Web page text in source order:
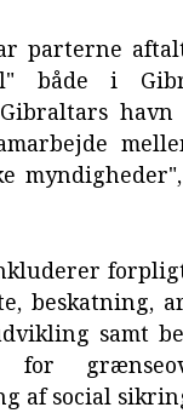
parterne
både i
beskatning,
samt
af social